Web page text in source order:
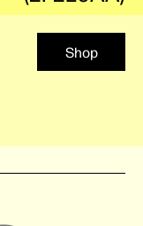
Shop